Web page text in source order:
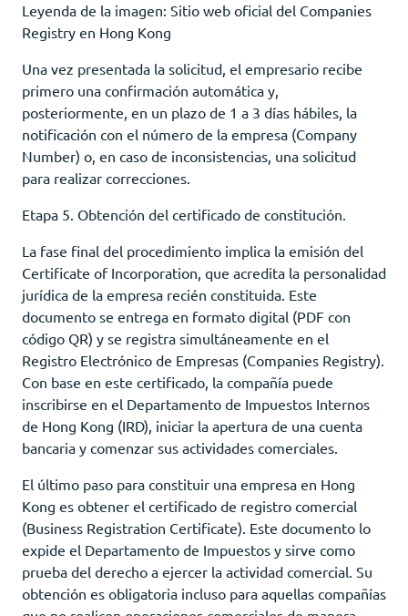
Leyenda de la imagen: Sitio web oficial del Companies
Registry en Hong Kong
Una vez presentada la solicitud, el empresario recibe
primero una confirmación automática y,
posteriormente, en un plazo de 1 a 3 días hábiles, la
notificación con el número de la empresa (Company
Number) o, en caso de inconsistencias, una solicitud
para realizar correcciones.
Etapa 5. Obtención del certificado de constitución.
La fase final del procedimiento implica la emisión del
Certificate of Incorporation, que acredita la personalidad
jurídica de la empresa recién constituida. Este
documento se entrega en formato digital (PDF con
código QR) y se registra simultáneamente en el
Registro Electrónico de Empresas (Companies Registry).
Con base en este certificado, la compañía puede
inscribirse en el Departamento de Impuestos Internos
de Hong Kong (IRD), iniciar la apertura de una cuenta
bancaria y comenzar sus actividades comerciales.
El último paso para constituir una empresa en Hong
Kong es obtener el certificado de registro comercial
(Business Registration Certificate). Este documento lo
expide el Departamento de Impuestos y sirve como
prueba del derecho a ejercer la actividad comercial. Su
obtención es obligatoria incluso para aquellas compañías